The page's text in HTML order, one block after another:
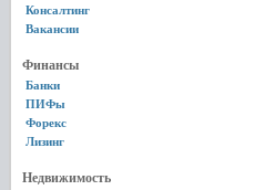
Консалтинг
Вакансии
Финансы
Банки
ПИФы
Форекс
Лизинг
Недвижимость